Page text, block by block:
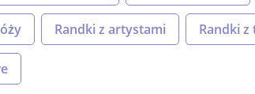
Randki z artystami Randki z